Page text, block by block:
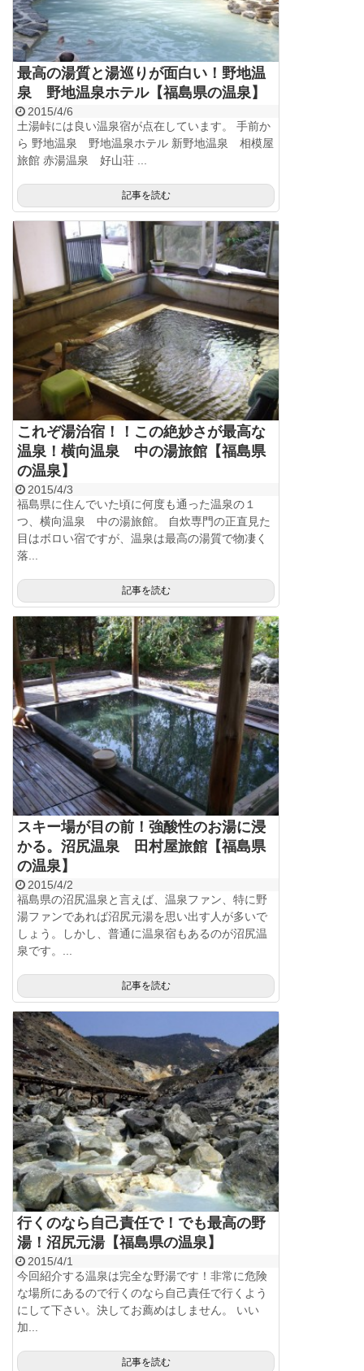
最高の湯質と湯巡りが面白い！野地温
泉 野地温泉ホテル【福島県の温泉】
2015/4/6
土湯峠には良い温泉宿が点在しています。 手前か
ら 野地温泉 野地温泉ホテル 新野地温泉 相模屋
旅館 赤湯温泉 好山荘 ...
記事を読む
これぞ湯治宿！！この絶妙さが最高な
温泉！横向温泉 中の湯旅館【福島県
の温泉】
2015/4/3
福島県に住んでいた頃に何度も通った温泉の１
つ、横向温泉 中の湯旅館。 自炊専門の正直見た
目はボロい宿ですが、温泉は最高の湯質で物凄く
落...
記事を読む
スキー場が目の前！強酸性のお湯に浸
かる。沼尻温泉 田村屋旅館【福島県
の温泉】
2015/4/2
福島県の沼尻温泉と言えば、温泉ファン、特に野
湯ファンであれば沼尻元湯を思い出す人が多いで
しょう。しかし、普通に温泉宿もあるのが沼尻温
泉です。...
記事を読む
行くのなら自己責任で！でも最高の野
湯！沼尻元湯【福島県の温泉】
2015/4/1
今回紹介する温泉は完全な野湯です！非常に危険
な場所にあるので行くのなら自己責任で行くよう
にして下さい。決してお薦めはしません。 いい
加...
記事を読む